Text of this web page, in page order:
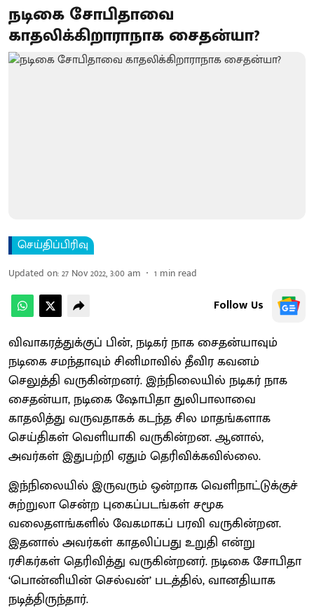
நடிகை சோபிதாவை
காதலிக்கிறாராநாக சைதன்யா?
செய்திப்பிரிவு
Updated on:27 Nov 2022, 3:00 am 1 min read
Follow Us
விவாகரத்துக்குப் பின், நடிகர் நாக சைதன்யாவும்
நடிகை சமந்தாவும் சினிமாவில் தீவிர கவனம்
செலுத்தி வருகின்றனர். இந்நிலையில் நடிகர் நாக
சைதன்யா, நடிகை ஷோபிதா துலிபாலாவை
காதலித்து வருவதாகக் கடந்த சில மாதங்களாக
செய்திகள் வெளியாகி வருகின்றன. ஆனால்,
அவர்கள் இதுபற்றி ஏதும் தெரிவிக்கவில்லை.
இந்நிலையில் இருவரும் ஒன்றாக வெளிநாட்டுக்குச்
சுற்றுலா சென்ற புகைப்படங்கள் சமூக
வலைதளங்களில் வேகமாகப் பரவி வருகின்றன.
இதனால் அவர்கள் காதலிப்பது உறுதி என்று
ரசிகர்கள் தெரிவித்து வருகின்றனர். நடிகை சோபிதா
‘பொன்னியின் செல்வன்’ படத்தில், வானதியாக
நடித்திருந்தார்.